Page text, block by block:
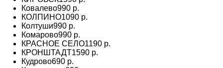
Ковалево990 р.
КОЛПИНО1090 р.
Колтуши990 р.
Комарово990 р.
КРАСНОЕ СЕЛО1190 р.
КРОНШТАДТ1590 р.
Кудрово690 р.